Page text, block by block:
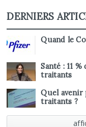
DERNIERS
Quand le
Santé : 11
traitants
Quel avenir
traitants ?